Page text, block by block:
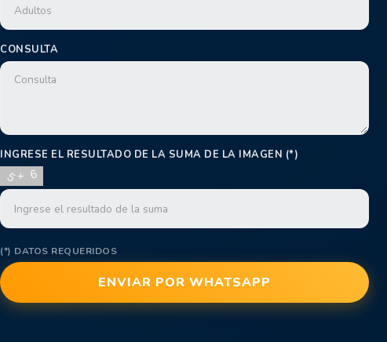
CONSULTA
INGRESE EL RESULTADO DE LA SUMA DE LA IMAGEN (*)
(*) DATOS REQUERIDOS